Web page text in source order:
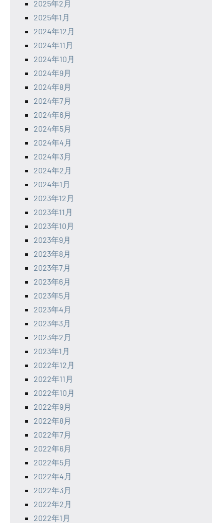
2025年2月
2025年1月
2024年12月
2024年11月
2024年10月
2024年9月
2024年8月
2024年7月
2024年6月
2024年5月
2024年4月
2024年3月
2024年2月
2024年1月
2023年12月
2023年11月
2023年10月
2023年9月
2023年8月
2023年7月
2023年6月
2023年5月
2023年4月
2023年3月
2023年2月
2023年1月
2022年12月
2022年11月
2022年10月
2022年9月
2022年8月
2022年7月
2022年6月
2022年5月
2022年4月
2022年3月
2022年2月
2022年1月